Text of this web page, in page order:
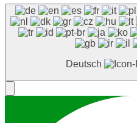
Deutsch